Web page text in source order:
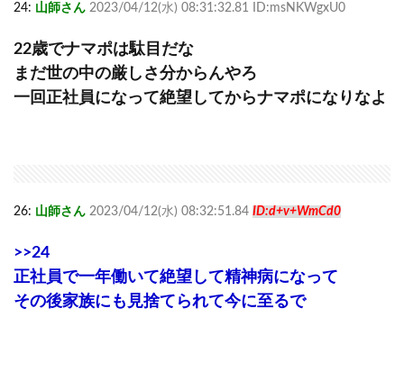
24: 山師さん 2023/04/12(水) 08:31:32.81 ID:msNKWgxU0
22歳でナマポは駄目だな
まだ世の中の厳しさ分からんやろ
一回正社員になって絶望してからナマポになりなよ
26: 山師さん 2023/04/12(水) 08:32:51.84 ID:d+v+WmCd0
>>24
正社員で一年働いて絶望して精神病になって
その後家族にも見捨てられて今に至るで